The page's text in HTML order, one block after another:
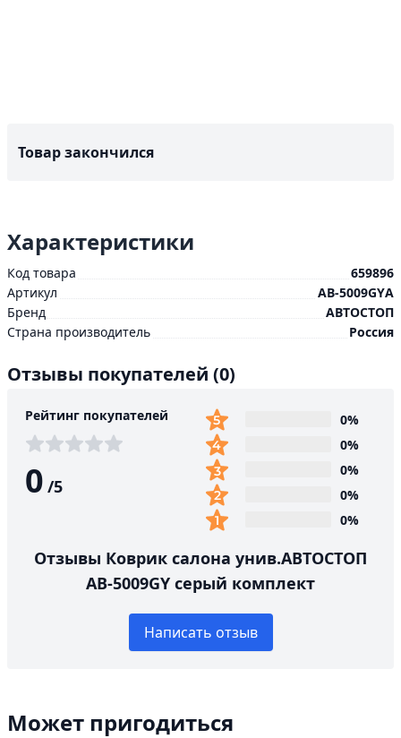
Товар закончился
Характеристики
Код товара
659896
Артикул
AB-5009GYА
Бренд
АВТОСТОП
Страна производитель
Россия
Отзывы покупателей (0)
Рейтинг покупателей
0 /5
0%
0%
0%
0%
0%
Отзывы Коврик салона унив.АВТОСТОП
AB-5009GY серый комплект
Написать отзыв
Может пригодиться